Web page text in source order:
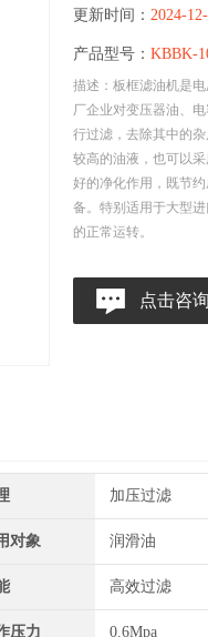
更新时间： 2024-
产品型号： KBBK-
描述：板框滤油机是
厂企业对变压器油、
行过滤，去除其中的
较高的油液，也可以
好的净化作用，既节
备。特别适用于大型
的正常运转。
点击咨询
加压过滤
对象 润滑油
高效过滤
压力 0.6Mpa